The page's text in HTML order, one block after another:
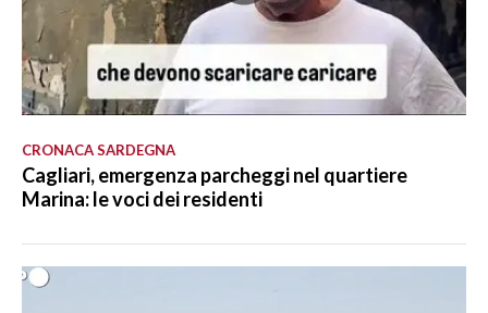
CRONACA SARDEGNA
Cagliari, emergenza parcheggi nel quartiere
Marina: le voci dei residenti